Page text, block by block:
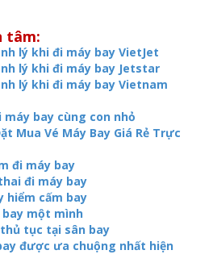
tâm:
lý khi đi máy bay VietJet
lý khi đi máy bay Jetstar
lý khi đi máy bay Vietnam
máy bay cùng con nhỏ
Mua Vé Máy Bay Giá Rẻ Trực
đi máy bay
đi máy bay
hiểm cấm bay
bay một mình
tục tại sân bay
được ưa chuộng nhất hiện